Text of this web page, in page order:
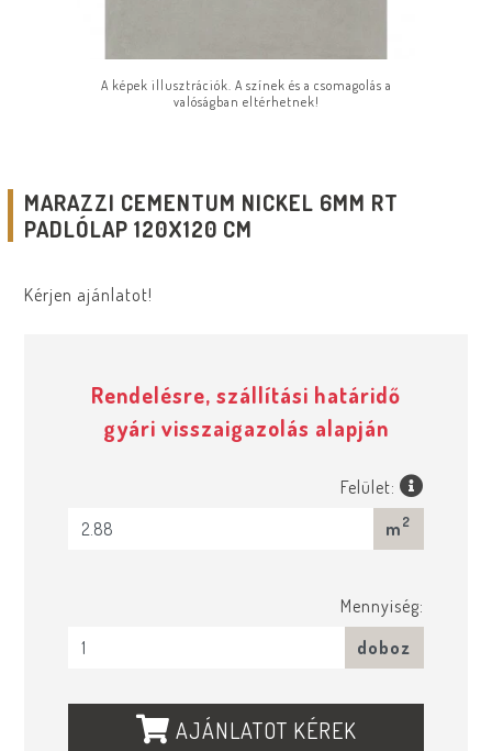
A képek illusztrációk. A színek és a csomagolás a
valóságban eltérhetnek!
MARAZZI CEMENTUM NICKEL 6MM RT
PADLÓLAP 120X120 CM
Kérjen ajánlatot!
Rendelésre, szállítási határidő
gyári visszaigazolás alapján
Felület:
m 2
Mennyiség:
doboz
AJÁNLATOT KÉREK